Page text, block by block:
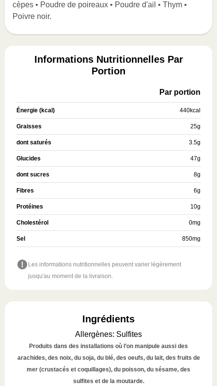
cèpes • Poudre de poireaux • Poudre d'ail • Thym •
Poivre noir.
Informations Nutritionnelles Par
Portion
Par portion
Énergie (kcal) 440kcal
Graisses 25g
dont saturés 3.5g
Glucides 47g
dont sucres 8g
Fibres 6g
Protéines 10g
Cholestérol 0mg
Sel 850mg
Les informations nutritionnelles peuvent varier légèrement
jusqu'au moment de la livraison.
Ingrédients
Allergènes: Sulfites
Produits dans des installations où l’on manipule aussi des
arachides, des noix, du soja, du blé, des oeufs, du lait, des fruits de
mer (crustacés et coquillages), du poisson, du sésame, des
sulfites et de la moutarde.